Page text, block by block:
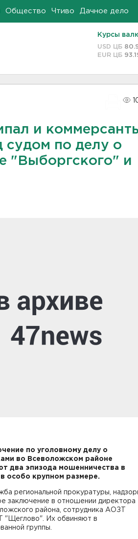
Общество Чтиво Дачное дело
Курсы
USD ЦБ
EUR ЦБ
и
судом по делу о
"Выборгского" и
по уголовному делу о
во Всеволожском районе
два эпизода мошенничества в
особо крупном размере.
региональной прокуратуры,
заключение в отношении директора
района, сотрудника АОЗТ
"Щеглово". Их обвиняют в
группы.